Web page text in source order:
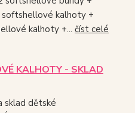
softshellové kalhoty +
kalhoty +... číst celé
KALHOTY - SKLAD
sklad dětské